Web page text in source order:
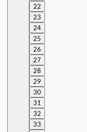
22
23
24
25
26
27
28
29
30
31
32
33